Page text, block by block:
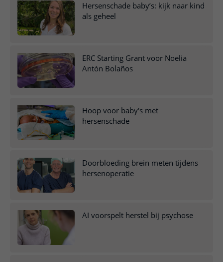
Hersenschade baby’s: kijk naar kind
als geheel
ERC Starting Grant voor Noelia
Antón Bolaños
Hoop voor baby's met
hersenschade
Doorbloeding brein meten tijdens
hersenoperatie
AI voorspelt herstel bij psychose